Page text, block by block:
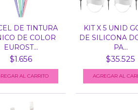
DE TINTURA
DE COLOR
EUROST...
$1.656
KIT X 5 UNID
DE SILICONA
PA...
$35.525
AGREGAR AL